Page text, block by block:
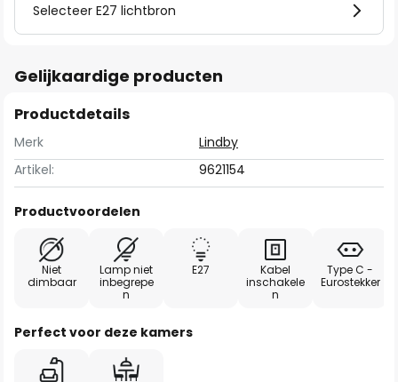
Selecteer E27 lichtbron
Gelijkaardige producten
Productdetails
Merk
Lindby
Artikel:
9621154
Productvoordelen
Niet
dimbaar
Lamp niet
inbegrepe
n
E27
Kabel
inschakele
n
Type C -
Eurostekker
Perfect voor deze kamers